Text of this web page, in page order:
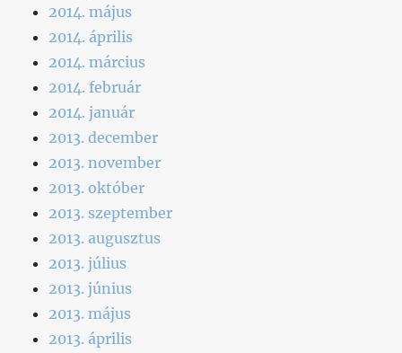
2014. május
2014. április
2014. március
2014. február
2014. január
2013. december
2013. november
2013. október
2013. szeptember
2013. augusztus
2013. július
2013. június
2013. május
2013. április